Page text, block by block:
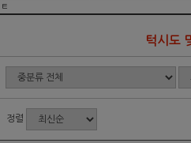
ㅌ
턱시도
정렬